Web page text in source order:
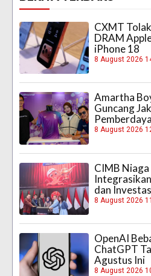
CXMT
DRAM
iPhone 18
8 August 2026
Amartha
Guncang
8 August 2026
CIMB
dan
8 August 2026
OpenAI
ChatGPT
Agustus Ini
8 August 2026